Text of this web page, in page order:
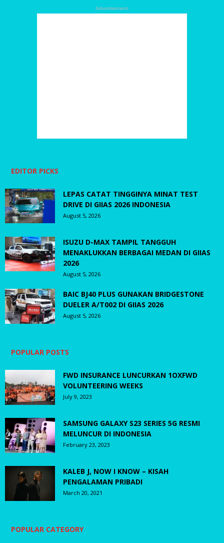
Advertisement
EDITOR PICKS
LEPAS CATAT TINGGINYA MINAT TEST
DRIVE DI GIIAS 2026 INDONESIA
August 5, 2026
ISUZU D-MAX TAMPIL TANGGUH
MENAKLUKKAN BERBAGAI MEDAN DI GIIAS
2026
August 5, 2026
BAIC BJ40 PLUS GUNAKAN BRIDGESTONE
DUELER A/T002 DI GIIAS 2026
August 5, 2026
POPULAR POSTS
FWD INSURANCE LUNCURKAN 1OXFWD
VOLUNTEERING WEEKS
July 9, 2023
SAMSUNG GALAXY S23 SERIES 5G RESMI
MELUNCUR DI INDONESIA
February 23, 2023
KALEB J, NOW I KNOW – KISAH
PENGALAMAN PRIBADI
March 20, 2021
POPULAR CATEGORY